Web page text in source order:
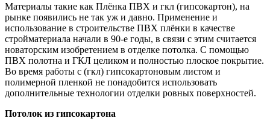
Материалы такие как Плёнка ПВХ и гкл (гипсокартон), на
рынке появились не так уж и давно. Применение и
использование в строительстве ПВХ плёнки в качестве
стройматериала начали в 90-е годы, в связи с этим считается
новаторским изобретением в отделке потолка. С помощью
ПВХ полотна и ГКЛ целиком и полностью плоское покрытие.
Во время работы с (гкл) гипсокартоновым листом и
полимерной пленкой не понадобится использовать
дополнительные технологии отделки ровных поверхностей.
Потолок из гипсокартона